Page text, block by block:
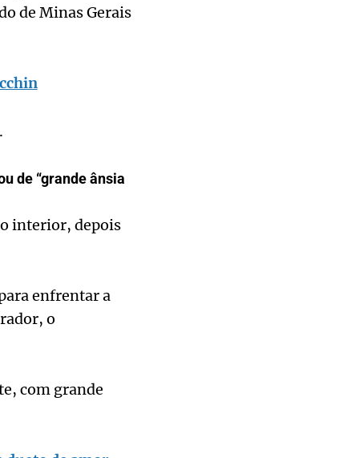
de Minas Gerais
de “grande ânsia
interior, depois
enfrentar a
o
com grande